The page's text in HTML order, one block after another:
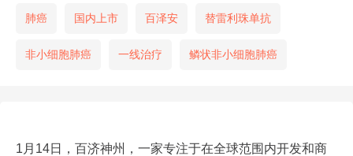
肺癌 国内上市 百泽安 替雷利珠单抗
非小细胞肺癌 一线治疗 鳞状非小细胞肺癌
1月14日，百济神州，一家专注于在全球范围内开发和商